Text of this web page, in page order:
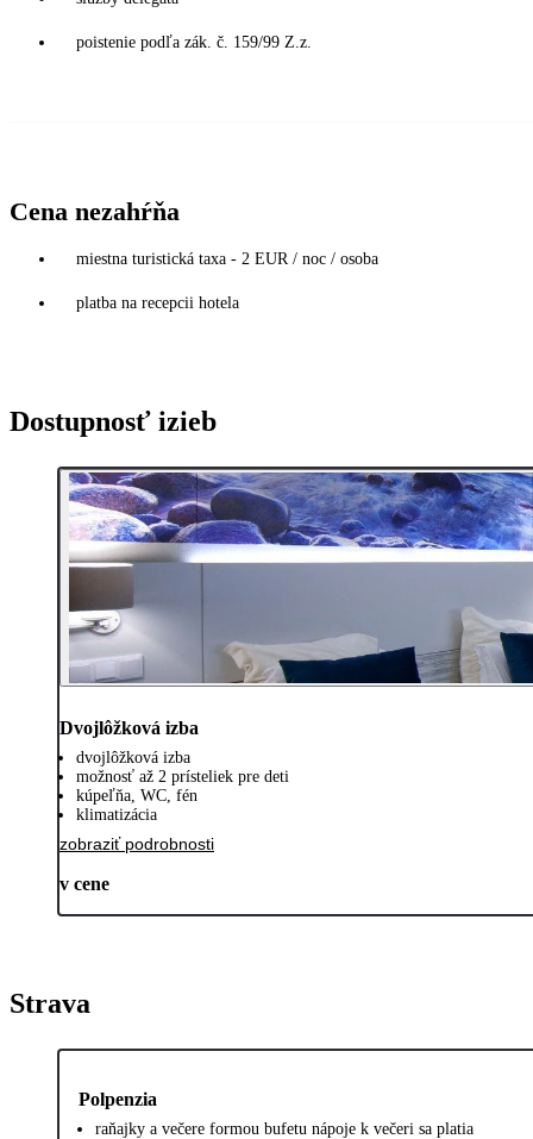
poistenie podľa zák. č. 159/99 Z.z.
Cena nezahŕňa
miestna turistická taxa - 2 EUR / noc / osoba
platba na recepcii hotela
Dostupnosť izieb
Dvojlôžková izba
dvojlôžková izba
možnosť až 2 prísteliek pre deti
kúpeľňa, WC, fén
klimatizácia
zobraziť podrobnosti
v cene
Strava
Polpenzia
raňajky a večere formou bufetu nápoje k večeri sa platia